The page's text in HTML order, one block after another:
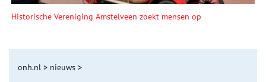
Historische Vereniging Amstelveen zoekt mensen op
onh.nl > nieuws >